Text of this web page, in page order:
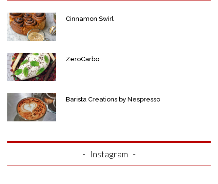
Cinnamon Swirl
ZeroCarbo
Barista Creations by Nespresso
Instagram